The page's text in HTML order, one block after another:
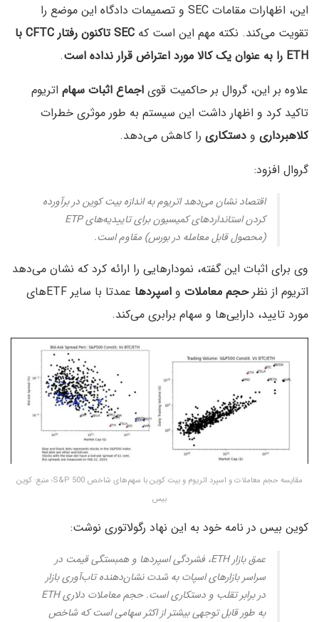
این، اظهارات مقامات SEC و تصمیمات دادگاه این موضع را
تقویت می‌کند. نکته مهم این است که
SEC تاکنون رفتار CFTC با
ETH را به عنوان یک کالا مورد اعتراض قرار نداده است
.
علاوه بر این، گروال بر حاکمیت قوی اجماع اثبات سهام اتریوم
تاکید کرد و اظهار داشت این سیستم به طور موثری خطرات
کلاهبرداری و دستکاری را کاهش می‌دهد.
گروال افزود:
اقتصاد نشان می‌دهد اتریوم به اندازه بیت کوین در برآورده
کردن استانداردهای کمیسیون برای تاییدیه‌های ETP
(محصول قابل معامله در بورس) مقاوم است.
وی برای اثبات این گفته، نمودارهایی را ارائه کرد که نشان می‌دهد
اتریوم از نظرحجم معاملات و اسپردها
عمدتا با سایر ETFهای
مورد تایید، دارایی‌ها و سهام برابری می‌کند.
مقایسه حجم معاملات و اسپرد اتریوم و بیت کوین با سهم‌های شاخص S&P 500؛ منبع: کوین
بیس
کوین بیس در نامه خود به این نهاد رگولاتوری نوشت:
عمق بازار ETH، فشردگی اسپردها و همبستگی قیمت در
سراسر بازارهای اسپات به شدت نشان‌دهنده تاب‌آوری بازار
در برابر تقلب و دستکاری است. حجم معاملات دلاری ETH
به طور قابل توجهی بیشتر از اکثر سهامی است که شاخص